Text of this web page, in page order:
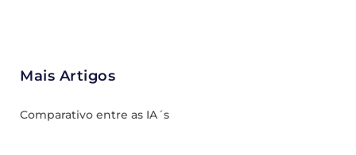
Mais Artigos
Comparativo entre as IA´s